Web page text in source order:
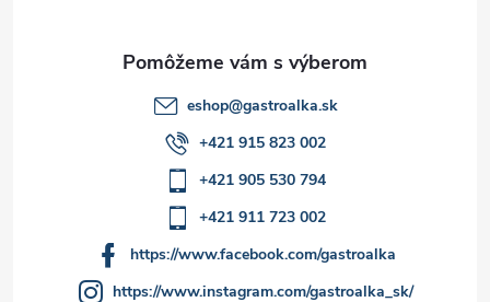
eshop@gastroalka.sk
+421 915 823 002
+421 905 530 794
+421 911 723 002
https://www.facebook.com/gastroalka
https://www.instagram.com/gastroalka_sk/